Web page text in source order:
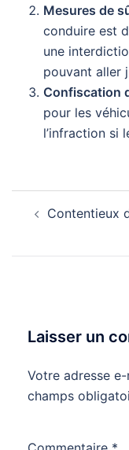
Mesures de
conduire est
une
pouvant aller
Confiscation
pour les
l’infraction si
d’article
Contentieux
Laisser un
Votre adresse
champs